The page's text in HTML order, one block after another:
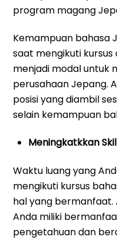
program magang
Kemampuan bahasa
saat mengikuti
menjadi modal untuk
perusahaan Jepang.
posisi yang diambil
selain kemampuan
Meningkatkkan
Waktu luang yang
mengikuti kursus
hal yang bermanfaat.
Anda miliki
pengetahuan dan